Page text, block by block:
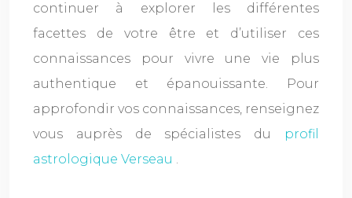
continuer à explorer les différentes
facettes de votre être et d’utiliser ces
connaissances pour vivre une vie plus
authentique et épanouissante. Pour
approfondir vos connaissances, renseignez
vous auprès de spécialistes du
profil
astrologique Verseau .